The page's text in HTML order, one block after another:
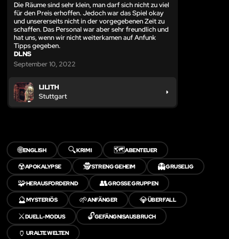
Die Räume sind sehr klein, man darf sich nicht zu viel
für den Preis erhoffen. Jedoch war das Spiel okay
und unsererseits nicht in der vorgegebenen Zeit zu
schaffen. Das Personal war aber sehr freundlich und
hat uns, wenn wir nicht weiterkamen auf Anfunk
Tipps gegeben.
DLNS
September 10, 2022
LILITH
Stuttgart
🌐ENGLISH 🔍KRIMI 🗺️ABENTEUER
☢️APOKALYPSE 🕵️STRENG GEHEIM 👻GRUSELIG
🧩HERAUSFORDERND 👥GROSSE GRUPPEN
🔮MYSTERIÖS 🌱ANFÄNGER 💎ÜBERFALL
⚔️DUELL-MODUS 🔓GEFÄNGNISAUSBRUCH
🏺 URALTE WELTEN